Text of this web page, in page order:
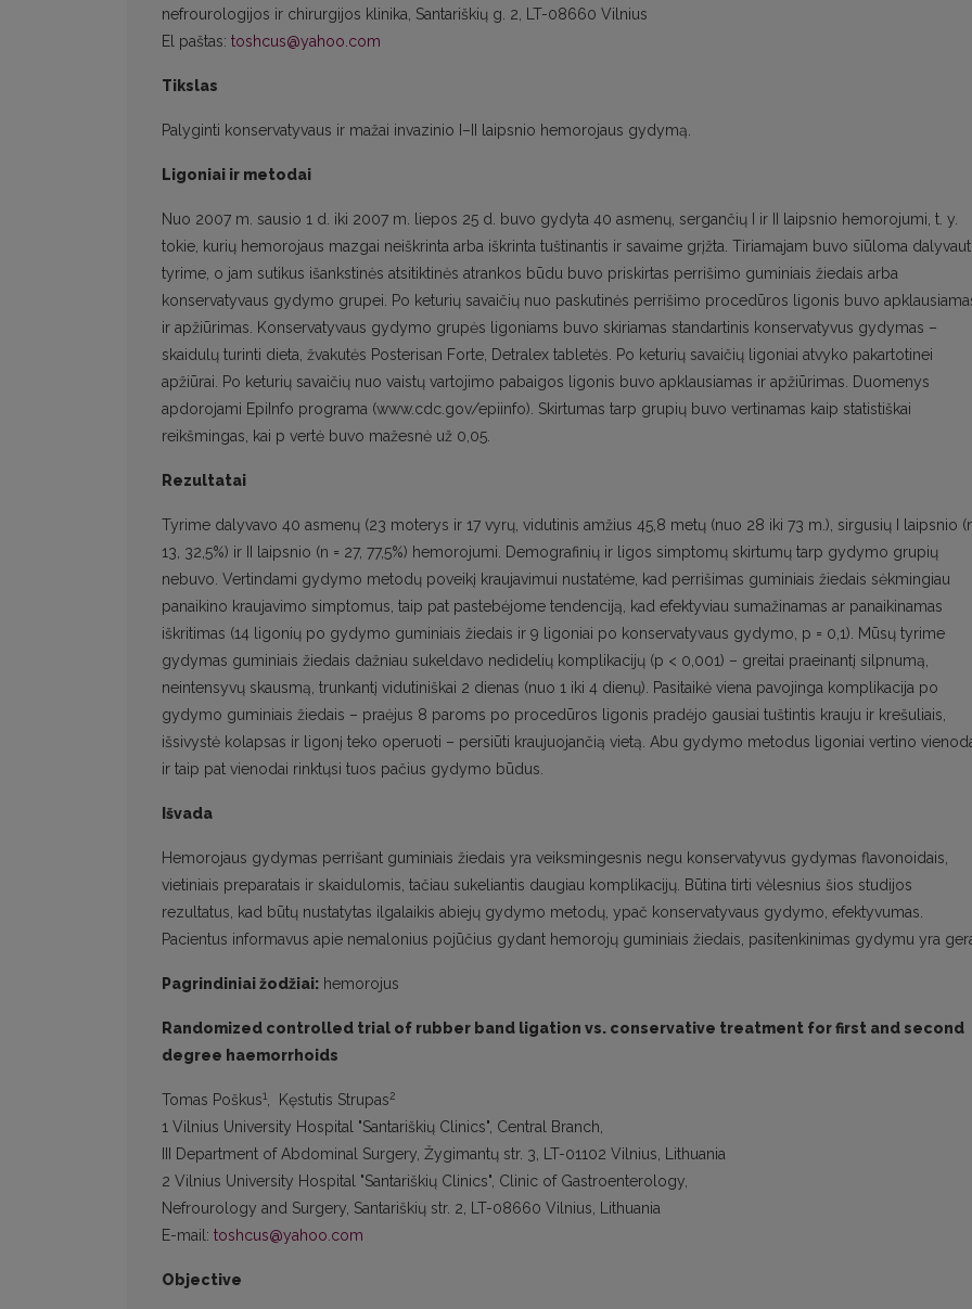
nefrourologijos ir chirurgijos klinika, Santariškių g. 2, LT-08660 Vilnius
El paštas: toshcus@yahoo.com
Tikslas
Palyginti konservatyvaus ir mažai invazinio I–II laipsnio hemorojaus gydymą.
Ligoniai ir metodai
Nuo 2007 m. sausio 1 d. iki 2007 m. liepos 25 d. buvo gydyta 40 asmenų, sergančių I ir II laipsnio hemorojumi, t. y.
tokie, kurių hemorojaus mazgai neiškrinta arba iškrinta tuštinantis ir savaime grįžta. Tiriamajam buvo siūloma
tyrime, o jam sutikus išankstinės atsitiktinės atrankos būdu buvo priskirtas perrišimo guminiais žiedais arba
konservatyvaus gydymo grupei. Po keturių savaičių nuo paskutinės perrišimo procedūros ligonis buvo
ir apžiūrimas. Konservatyvaus gydymo grupės ligoniams buvo skiriamas standartinis konservatyvus gydymas –
skaidulų turinti dieta, žvakutės Posterisan Forte, Detralex tabletės. Po keturių savaičių ligoniai atvyko pakartotinei
apžiūrai. Po keturių savaičių nuo vaistų vartojimo pabaigos ligonis buvo apklausiamas ir apžiūrimas. Duomenys
apdorojami EpiInfo programa (www.cdc.gov/epiinfo). Skirtumas tarp grupių buvo vertinamas kaip statistiškai
reikšmingas, kai p vertė buvo mažesnė už 0,05.
Rezultatai
Tyrime dalyvavo 40 asmenų (23 moterys ir 17 vyrų, vidutinis amžius 45,8 metų (nuo 28 iki 73 m.), sirgusių I laipsnio
13, 32,5%) ir II laipsnio (n = 27, 77,5%) hemorojumi. Demografinių ir ligos simptomų skirtumų tarp gydymo grupių
nebuvo. Vertindami gydymo metodų poveikį kraujavimui nustatėme, kad perrišimas guminiais žiedais sėkmingiau
panaikino kraujavimo simptomus, taip pat pastebėjome tendenciją, kad efektyviau sumažinamas ar panaikinamas
iškritimas (14 ligonių po gydymo guminiais žiedais ir 9 ligoniai po konservatyvaus gydymo, p = 0,1). Mūsų tyrime
gydymas guminiais žiedais dažniau sukeldavo nedidelių komplikacijų (p < 0,001) – greitai praeinantį silpnumą,
neintensyvų skausmą, trunkantį vidutiniškai 2 dienas (nuo 1 iki 4 dienų). Pasitaikė viena pavojinga komplikacija po
gydymo guminiais žiedais – praėjus 8 paroms po procedūros ligonis pradėjo gausiai tuštintis krauju ir krešuliais,
išsivystė kolapsas ir ligonį teko operuoti – persiūti kraujuojančią vietą. Abu gydymo metodus ligoniai vertino
ir taip pat vienodai rinktųsi tuos pačius gydymo būdus.
Išvada
Hemorojaus gydymas perrišant guminiais žiedais yra veiksmingesnis negu konservatyvus gydymas flavonoidais,
vietiniais preparatais ir skaidulomis, tačiau sukeliantis daugiau komplikacijų. Būtina tirti vėlesnius šios studijos
rezultatus, kad būtų nustatytas ilgalaikis abiejų gydymo metodų, ypač konservatyvaus gydymo, efektyvumas.
Pacientus informavus apie nemalonius pojūčius gydant hemorojų guminiais žiedais, pasitenkinimas gydymu yra
Pagrindiniai žodžiai: hemorojus
Randomized controlled trial of rubber band ligation vs. conservative treatment for first and second
degree haemorrhoids
Tomas Poškus1, Kęstutis Strupas2
1 Vilnius University Hospital "Santariškių Clinics", Central Branch,
III Department of Abdominal Surgery, Žygimantų str. 3, LT-01102 Vilnius, Lithuania
2 Vilnius University Hospital "Santariškių Clinics", Clinic of Gastroenterology,
Nefrourology and Surgery, Santariškių str. 2, LT-08660 Vilnius, Lithuania
E-mail: toshcus@yahoo.com
Objective